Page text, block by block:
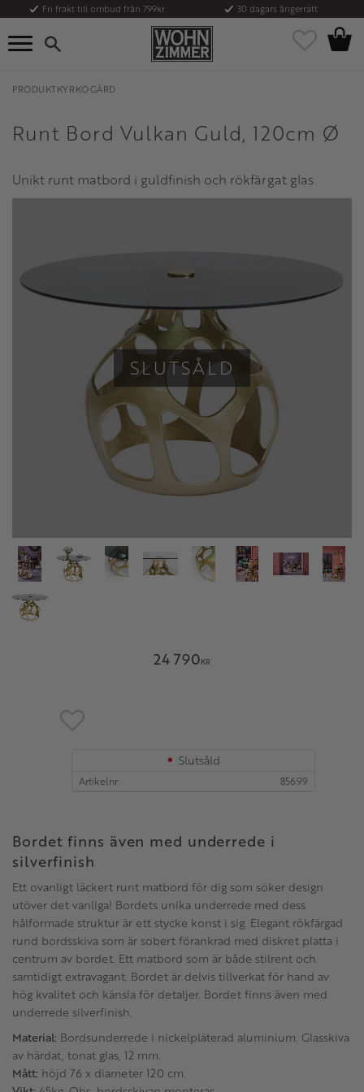
Meny
Fri frakt till ombud från 799kr 30 dagars ångerrätt
Favoriter
PRODUKTKYRKOGÅRD
Runt Bord Vulkan Guld, 120cm Ø
Unikt runt matbord i guldfinish och rökfärgat glas
SLUTSÅLD
24 790KR
Lägg till i favoriter
Slutsåld
Artikelnr 85699
Bordet finns även med underrede i
silverfinish
Ett ovanligt läckert runt matbord för dig som söker design
utöver det vanliga! Bordets unika underrede med dess
hålformade struktur är ett stycke konst i sig. Elegant rökfärgad
rund bordsskiva som är sobert förankrad med diskret platta i
centrum av bordet. Ett matbord som är både stilrent och
samtidigt extravagant. Bordet är delvis tillverkat för hand av
hög kvalitet och känsla för detaljer. Bordet finns även med
underrede silverfinish.
Material: Bordsunderrede i nickelpläterad aluminium. Glasskiva
av härdat, tonat glas, 12 mm.
Mått: höjd 76 x diameter 120 cm.